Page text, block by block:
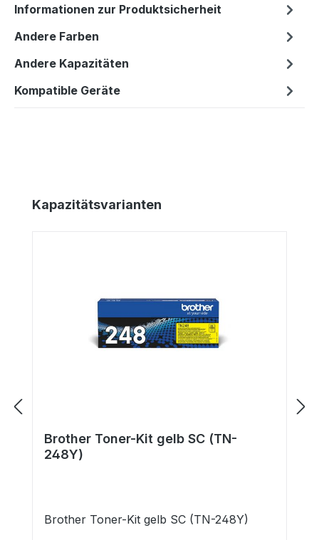
Informationen zur Produktsicherheit
Andere Farben
Andere Kapazitäten
Kompatible Geräte
Produktgalerie überspringen
Kapazitätsvarianten
Brother Toner-Kit gelb SC (TN-
248Y)
Brother Toner-Kit gelb SC (TN-248Y)